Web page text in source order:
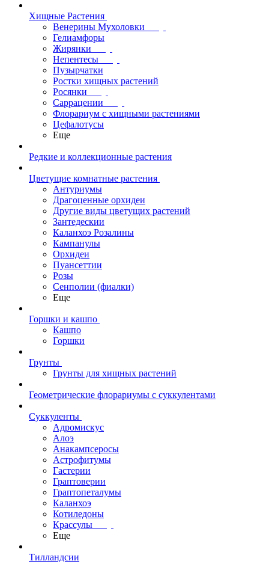
Хищные Растения
Венерины Мухоловки
Гелиамфоры
Жирянки
Непентесы
Пузырчатки
Ростки хищных растений
Росянки
Саррацении
Флорариум с хищными растениями
Цефалотусы
Еще
Редкие и коллекционные растения
Цветущие комнатные растения
Антуриумы
Драгоценные орхидеи
Другие виды цветущих растений
Зантедескии
Каланхоэ Розалины
Кампанулы
Орхидеи
Пуансеттии
Розы
Сенполии (фиалки)
Еще
Горшки и кашпо
Кашпо
Горшки
Грунты
Грунты для хищных растений
Геометрические флорариумы с суккулентами
Суккуленты
Адромискус
Алоэ
Анакампсеросы
Астрофитумы
Гастерии
Граптоверии
Граптопеталумы
Каланхоэ
Котиледоны
Крассулы
Еще
Тилландсии